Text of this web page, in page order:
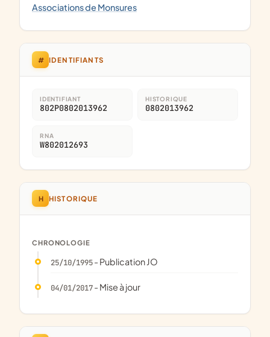
Associations de Monsures
# IDENTIFIANTS
IDENTIFIANT
802P0802013962
HISTORIQUE
0802013962
RNA
W802012693
H HISTORIQUE
CHRONOLOGIE
25/10/1995- Publication JO
04/01/2017- Mise à jour